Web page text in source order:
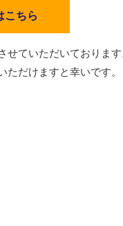
こちら
せていただいております
ただけますと幸いです。